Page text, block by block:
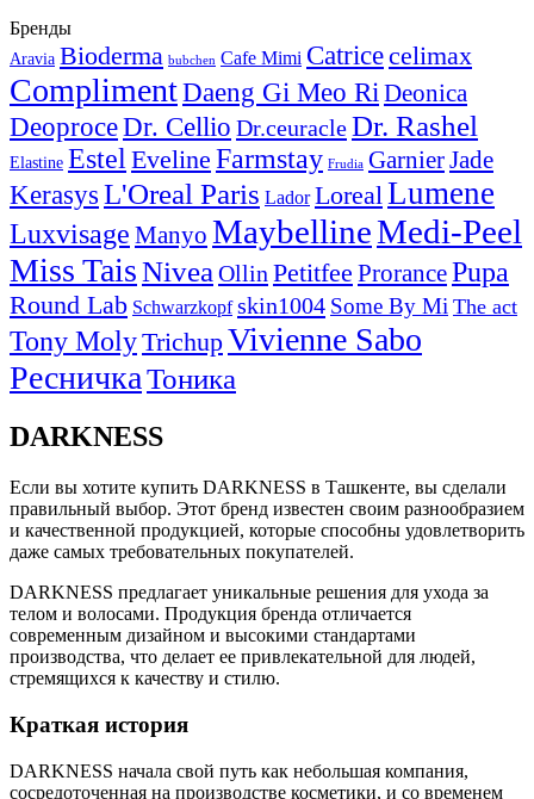
Бренды
Aravia Bioderma bubchen Cafe Mimi Catricecelimax
ComplimentDaeng Gi Meo RiDeonica
DeoproceDr. Cellio Dr.ceuracleDr. Rashel
Elastine EstelEveline Farmstay Frudia GarnierJade
Kerasys L'Oreal Paris Lador LorealLumene
Luxvisage Manyo MaybellineMedi-Peel
Miss TaisNivea Ollin Petitfee ProrancePupa
Round Lab Schwarzkopf skin1004 Some By Mi The act
Tony MolyTrichupVivienne Sabo
РесничкаТоника
DARKNESS
Если вы хотите купить DARKNESS в Ташкенте, вы сделали
правильный выбор. Этот бренд известен своим разнообразием
и качественной продукцией, которые способны удовлетворить
даже самых требовательных покупателей.
DARKNESS предлагает уникальные решения для ухода за
телом и волосами. Продукция бренда отличается
современным дизайном и высокими стандартами
производства, что делает ее привлекательной для людей,
стремящихся к качеству и стилю.
Краткая история
DARKNESS начала свой путь как небольшая компания,
сосредоточенная на производстве косметики, и со временем